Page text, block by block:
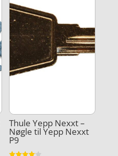
Thule Yepp Nexxt –
Nøgle til Yepp Nexxt
P9